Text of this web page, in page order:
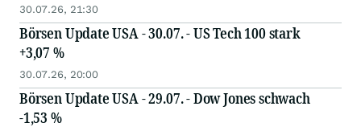
30.07.26, 21:30
Börsen Update USA - 30.07. - US Tech 100 stark
+3,07 %
30.07.26, 20:00
Börsen Update USA - 29.07. - Dow Jones schwach
-1,53 %